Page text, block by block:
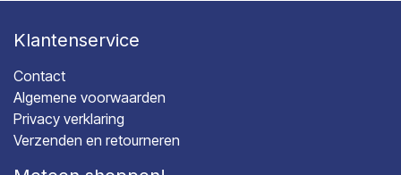
Klantenservice
Contact
Algemene voorwaarden
Privacy verklaring
Verzenden en retourneren